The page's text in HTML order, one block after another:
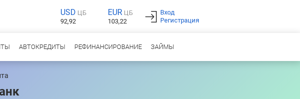
USD ЦБ
92,92
EUR ЦБ
103,22
Вход
Регистрация
АВТОКРЕДИТЫ РЕФИНАНСИРОВАНИЕ ЗАЙМЫ